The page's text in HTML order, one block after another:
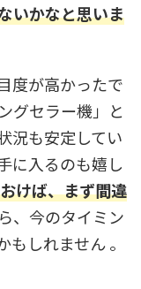
いかなと思いま
度が高かったで
グセラー機」と
況も安定してい
に入るのも嬉し
けば、まず間違
、今のタイミン
しれません 。